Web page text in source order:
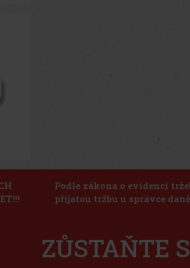
Podle zákona o evidenci
přijatou tržbu u správce
ZŮSTAŇTE